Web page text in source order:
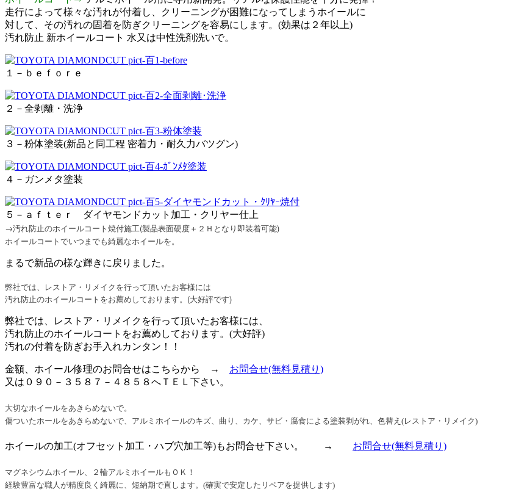
走行によって様々な汚れが付着し、クリーニングが困難になってしまうホイールに
対して、その汚れの固着を防ぎクリーニングを容易にします。(効果は２年以上)
汚れ防止 新ホイールコート 水又は中性洗剤洗いで。
１－ｂｅｆｏｒｅ
２－全剥離・洗浄
３－粉体塗装(新品と同工程 密着力・耐久力バツグン)
４－ガンメタ塗装
５－ａｆｔｅｒ ダイヤモンドカット加工・クリヤー仕上
→汚れ防止のホイールコート焼付施工(製品表面硬度＋２Ｈとなり即装着可能)
ホイールコートでいつまでも綺麗なホイールを。
まるで新品の様な輝きに戻りました。
弊社では、レストア・リメイクを行って頂いたお客様には
汚れ防止のホイールコートをお薦めしております。(大好評です)
弊社では、レストア・リメイクを行って頂いたお客様には、
汚れ防止のホイールコートをお薦めしております。(大好評)
汚れの付着を防ぎお手入れカンタン！！
金額、ホイール修理のお問合せはこちらから → お問合せ(無料見積り)
又は０９０－３５８７－４８５８へＴＥＬ下さい。
大切なホイールをあきらめないで。
傷ついたホールをあきらめないで、アルミホイールのキズ、曲り、カケ、サビ・腐食による塗装剥がれ、色替え(レストア・リメイク)
ホイールの加工(オフセット加工・ハブ穴加工等)もお問合せ下さい。 → お問合せ(無料見積り)
マグネシウムホイール、２輪アルミホイールもＯＫ！
経験豊富な職人が精度良く綺麗に、短納期で直します。(確実で安定したリペアを提供します)